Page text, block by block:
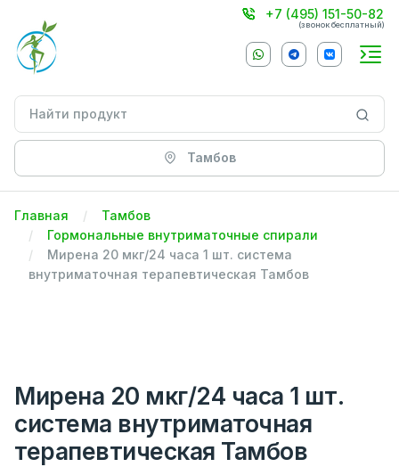
+7 (495) 151-50-82
(звонок бесплатный)
Тамбов
Главная
Тамбов
Гормональные внутриматочные спирали
Мирена 20 мкг/24 часа 1 шт. система
внутриматочная терапевтическая Тамбов
Мирена 20 мкг/24 часа 1 шт.
система внутриматочная
терапевтическая Тамбов